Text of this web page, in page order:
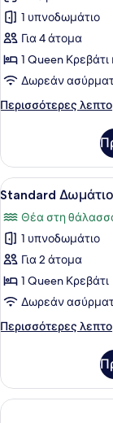
για
Deluxe
Suite
with
Fireplace
Sea
1 υπνοδωμάτιο
Για 4 άτομα
1 Queen
Δωρεάν
Περισσότερες
Περισσότερες
Suite
with
Fireplace
View
Προβολή
όλων
των
φωτογραφιών
για
Standard
Δωμάτιο
2
Standard Δωμάτιο
Θέα στη
1 υπνοδωμάτιο
Για 2 άτομα
1 Queen Κρεβάτι
Δωρεάν
Περισσότερες
Περισσότερες
Δωμάτιο